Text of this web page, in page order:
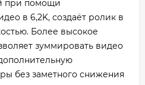
при помощи
в 6,2K, создаёт ролик в
Более высокое
зуммировать видео
без заметного снижения